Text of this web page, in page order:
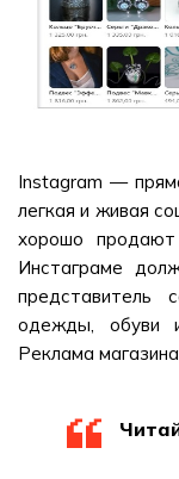
Instagram —
легкая и живая
хорошо продают
Инстаграме
одежды, обуви
Реклама